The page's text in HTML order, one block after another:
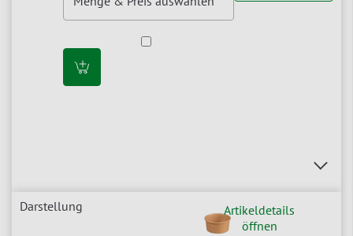
Artikeldetails
öffnen